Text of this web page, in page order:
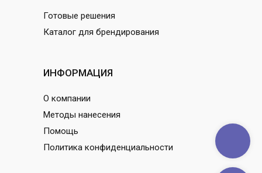
Готовые решения
Каталог для брендирования
ИНФОРМАЦИЯ
О компании
Методы нанесения
Помощь
Политика конфиденциальности